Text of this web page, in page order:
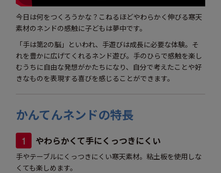
今日は何をつくろうかな？こねるほどやわらかく伸びる寒天
素材のネンドの感触に子どもは夢中です。
「手は第2の脳」といわれ、手遊びは成長に必要な体験。そ
れを豊かに広げてくれるネンド遊び。手のひらで感触を楽し
むうちに自由な発想がかたちになり、自分で考えたことや好
きなものを表現する喜びを感じることができます。
かんてんネンドの特長
1 やわらかくて手にくっつきにくい
手やテーブルにくっつきにくい寒天素材。粘土板を使用しな
くても楽しめます。